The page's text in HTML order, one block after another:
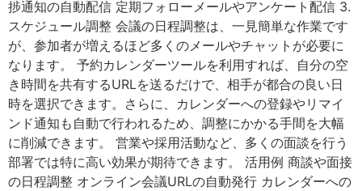
捗通知の自動配信 定期フォローメールやアンケート配信 3.
スケジュール調整 会議の日程調整は、一見簡単な作業です
が、参加者が増えるほど多くのメールやチャットが必要に
なります。 予約カレンダーツールを利用すれば、自分の空
き時間を共有するURLを送るだけで、相手が都合の良い日
時を選択できます。さらに、カレンダーへの登録やリマイ
ンド通知も自動で行われるため、調整にかかる手間を大幅
に削減できます。 営業や採用活動など、多くの面談を行う
部署では特に高い効果が期待できます。 活用例 商談や面接
の日程調整 オンライン会議URLの自動発行 カレンダーへの